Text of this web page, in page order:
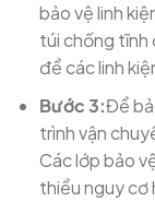
bảo vệ linh
túi chống tĩnh
để các linh
Bước 3:Để
trình vận
Các lớp bảo
thiểu nguy cơ